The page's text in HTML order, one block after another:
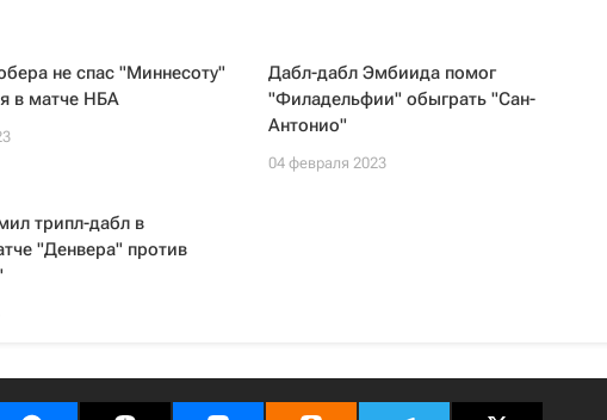
не спас "Миннесоту"
в матче НБА
Дабл-дабл Эмбиида помог
"Филадельфии" обыграть "Сан-
Антонио"
04 февраля 2023
трипл-дабл в
"Денвера" против